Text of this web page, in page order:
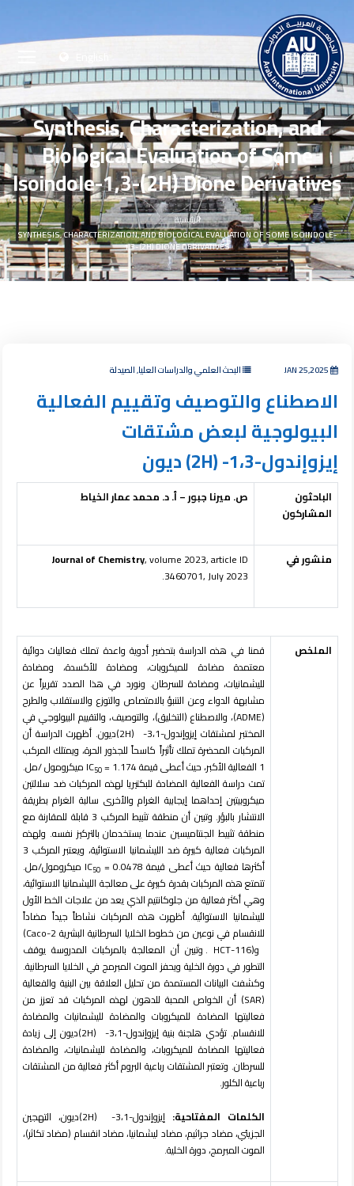
Synthesis, Characterization, and
Biological Evaluation of Some
Isoindole-1,3-(2H) Dione Derivatives
الرئيسية
SYNTHESIS, CHARACTERIZATION, AND BIOLOGICAL EVALUATION OF SOME ISOINDOLE-
1,3-(2H) DIONE DERIVATIVES
البحث العلمي والدراسات العليا, الصيدلة
الاصطناع والتوصيف وتقييم الفعالية
البيولوجية لبعض مشتقات
إيزوإندول-1،3- (2H) ديون
الباحثون
المشاركون
ص. ميرنا جبور – أ. د. محمد عمار الخياط
منشور في Journal of Chemistry, volume 2023, article ID
3460701, July 2023.
الملخص
قمنا في هذه الدراسة بتحضير أدوية واعدة تملك فعاليات دوائية
معتمدة مضادة للميكروبات، ومضادة للأكسدة، ومضادة
لليشمانيات، ومضادة للسرطان. ونورد في هذا الصدد تقريراً عن
مشابهة الدواء وعن التنبؤ بالامتصاص والتوزع والاستقلاب والطرح
(ADME)
، والاصطناع (التخليق)، والتوصيف، والتقييم البيولوجي في
المختبر لمشتقات إيزوإندول-3،1
-
(2H)
ديون. أظهرت الدراسة أن
المركبات المحضرة تملك تأثيراً كاسحاً للجذور الحرة، ويمتلك المركب
1 الفعالية الأكبر، حيث أعطى قيمة
IC50= 1.174
ميكرومول /مل.
تمت دراسة الفعالية المضادة للبكتيريا لهذه المركبات ضد سلالتين
ميكروبيتين إحداهما إيجابية الغرام والأخرى سالبة الغرام بطريقة
الانتشار بالبؤر. وتبين أن منطقة تثبيط المركب 3 قابلة للمقارنة مع
منطقة تثبيط الجنتاميسين عندما يستخدمان بالتركيز نفسه. ولهذه
المركبات فعالية كبيرة ضد الليشمانيا الاستوائية، ويعتبر المركب 3
أكثرها فعالية حيث أعطى قيمةIC
50 = 0.0478
ميكرومول/مل.
تتمتع هذه المركبات بقدرة كبيرة على معالجة الليشمانيا الاستوائية،
وهي أكثر فعالية من جلوكانتيم الذي يعد من علاجات الخط الأول
لليشمانيا الاستوائية. أظهرت هذه المركبات نشاطاً جيداً مضاداً
للانقسام في نوعين من خطوط الخلايا السرطانية البشريةCaco-2)
و(HCT-116
. وتبين أن المعالجة بالمركبات المدروسة يوقف
التطور في دورة الخلية ويحفز الموت المبرمج في الخلايا السرطانية.
وكشفت البيانات المستمدة من تحليل العلاقة بين البنية والفعالية
(SAR)
أن الخواص المحبة للدهون لهذه المركبات قد تعزز من
فعاليتها المضادة للميكروبات والمضادة لليشمانيات والمضادة
للانقسام. تؤدي هلجنة بنية إيزوإندول-3،1
-
(2H)
ديون إلى زيادة
فعاليتها المضادة للميكروبات، والمضادة لليشمانيات، والمضادة
للسرطان. وتعتبر المشتقات رباعية البروم أكثر فعالية من المشتقات
رباعية الكلور.
الكلمات المفتاحية:إيزوإندول-3،1 -
(2H)
ديون، التهجين
الجزيئي، مضاد جراثيم، مضاد ليشمانيا، مضاد انقسام (مضاد تكاثر)،
الموت المبرمج، دورة الخلية.